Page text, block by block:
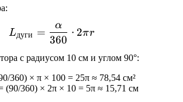
L_{дуги} =
Lдуги =
360
α
⋅ 2πr
с радиусом 10 см и углом 90°:
360) × π × 100 = 25π ≈ 78,54 см²
(90/360) × 2π × 10 = 5π ≈ 15,71 см